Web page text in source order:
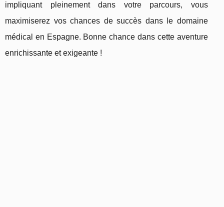
impliquant pleinement dans votre parcours, vous
maximiserez vos chances de succès dans le domaine
médical en Espagne. Bonne chance dans cette aventure
enrichissante et exigeante !